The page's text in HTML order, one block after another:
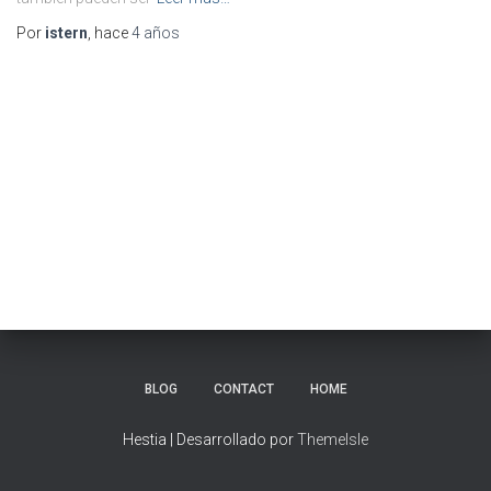
Por istern , hace4 años
BLOG CONTACT HOME
Hestia | Desarrollado porThemeIsle